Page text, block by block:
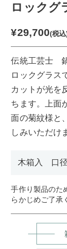
ロックグ
¥29,700(税込
伝統工芸士
ロックグラス
カットが光を
ちます。上面
面の菊紋様と
しみいただけ
木箱入 口径
手作り製品のた
らかじめご了承